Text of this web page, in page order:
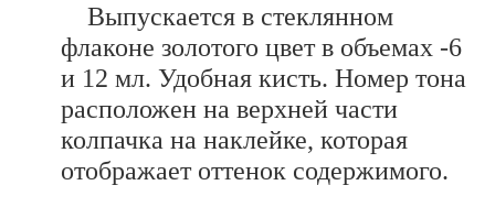
Выпускается в стеклянном
флаконе золотого цвет в объемах -6
и 12 мл. Удобная кисть. Номер тона
расположен на верхней части
колпачка на наклейке, которая
отображает оттенок содержимого.